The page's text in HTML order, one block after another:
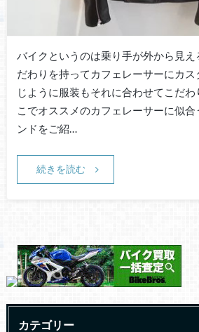
バイクというのは乗り手が外から見え
だわりを持ってカフェレーサーにカ
じように服装もそれに合わせてこだ
こでオススメのカフェレーサーに似
ンドをご紹…
続きを読む
カテゴリー